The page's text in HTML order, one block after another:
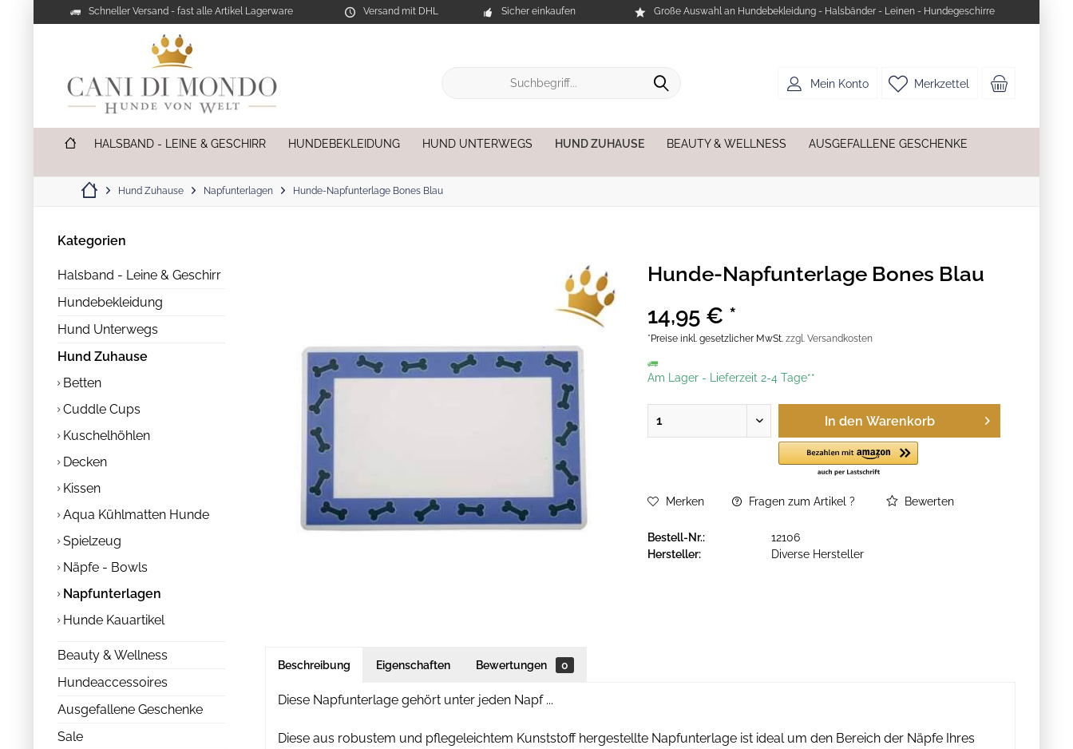
Schneller Versand - fast alle Artikel Lagerware Versand mit DHL Sicher einkaufen Große Auswahl an Hundebekleidung - Halsbänder - Leinen - Hundegeschirre
Merkzettel
Mein Konto
HALSBAND - LEINE & GESCHIRR HUNDEBEKLEIDUNG HUND UNTERWEGS HUND ZUHAUSE BEAUTY & WELLNESS AUSGEFALLENE GESCHENKE
Hund Zuhause Napfunterlagen Hunde-Napfunterlage Bones Blau
Kategorien
Halsband - Leine & Geschirr
Hundebekleidung
Hund Unterwegs
Hund Zuhause
Betten
Cuddle Cups
Kuschelhöhlen
Decken
Kissen
Aqua Kühlmatten Hunde
Spielzeug
Näpfe - Bowls
Napfunterlagen
Hunde Kauartikel
Beauty & Wellness
Hundeaccessoires
Ausgefallene Geschenke
Sale
Hunde-Napfunterlage Bones Blau
14,95 € *
*Preise inkl. gesetzlicher MwSt.zzgl. Versandkosten
Am Lager - Lieferzeit 2-4 Tage**
In den Warenkorb
Merken Fragen zum Artikel ? Bewerten
Bestell-Nr.:
12106
Hersteller:
Diverse Hersteller
Beschreibung Eigenschaften Bewertungen 0
Diese Napfunterlage gehört unter jeden Napf ...
Diese aus robustem und pflegeleichtem Kunststoff hergestellte Napfunterlage ist ideal um den Bereich der Näpfe Ihres